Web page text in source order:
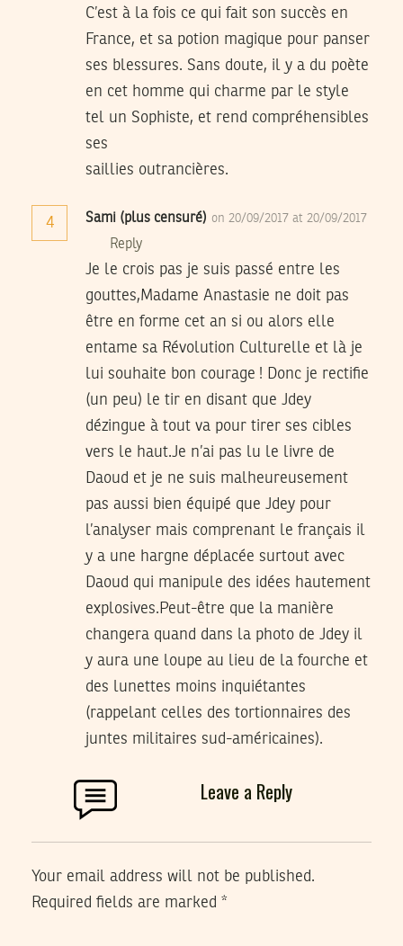
C’est à la fois ce qui fait son succès en
France, et sa potion magique pour panser
ses blessures. Sans doute, il y a du poète
en cet homme qui charme par le style
tel un Sophiste, et rend compréhensibles
ses
saillies outrancières.
4 Sami (plus censuré) on 20/09/2017 at 20/09/2017
Reply
Je le crois pas je suis passé entre les
gouttes,Madame Anastasie ne doit pas
être en forme cet an si ou alors elle
entame sa Révolution Culturelle et là je
lui souhaite bon courage ! Donc je rectifie
(un peu) le tir en disant que Jdey
dézingue à tout va pour tirer ses cibles
vers le haut.Je n’ai pas lu le livre de
Daoud et je ne suis malheureusement
pas aussi bien équipé que Jdey pour
l’analyser mais comprenant le français il
y a une hargne déplacée surtout avec
Daoud qui manipule des idées hautement
explosives.Peut-être que la manière
changera quand dans la photo de Jdey il
y aura une loupe au lieu de la fourche et
des lunettes moins inquiétantes
(rappelant celles des tortionnaires des
juntes militaires sud-américaines).
Leave a Reply
Your email address will not be published.
Required fields are marked *